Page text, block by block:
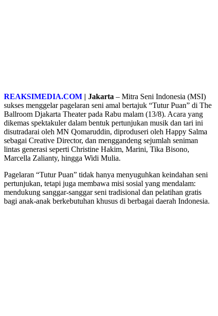
REAKSIMEDIA.COM | Jakarta – Mitra Seni Indonesia (MSI)
sukses menggelar pagelaran seni amal bertajuk “Tutur Puan” di The
Ballroom Djakarta Theater pada Rabu malam (13/8). Acara yang
dikemas spektakuler dalam bentuk pertunjukan musik dan tari ini
disutradarai oleh MN Qomaruddin, diproduseri oleh Happy Salma
sebagai Creative Director, dan menggandeng sejumlah seniman
lintas generasi seperti Christine Hakim, Marini, Tika Bisono,
Marcella Zalianty, hingga Widi Mulia.
Pagelaran “Tutur Puan” tidak hanya menyuguhkan keindahan seni
pertunjukan, tetapi juga membawa misi sosial yang mendalam:
mendukung sanggar-sanggar seni tradisional dan pelatihan gratis
bagi anak-anak berkebutuhan khusus di berbagai daerah Indonesia.